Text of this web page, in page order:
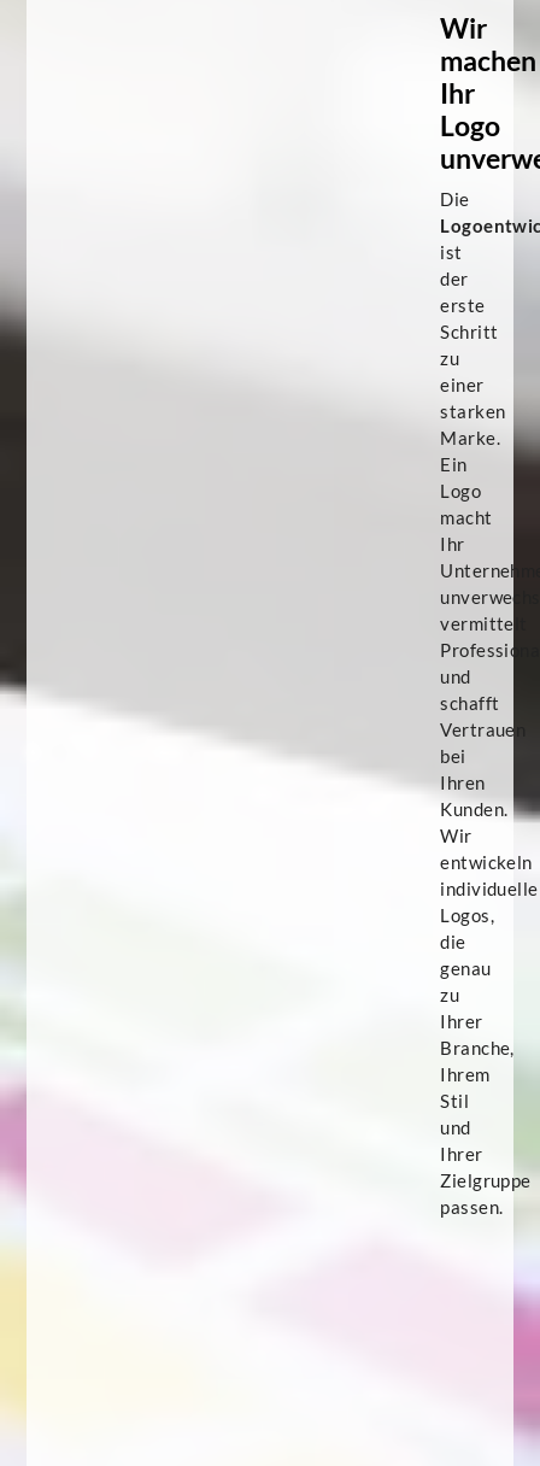
Wir
machen
Ihr
Logo
Die
ist
der
erste
Schritt
zu
einer
starken
Marke.
Ein
Logo
macht
Ihr
vermittelt
und
schafft
Vertrauen
bei
Ihren
Kunden.
Wir
entwickeln
individuelle
Logos,
die
genau
zu
Ihrer
Branche,
Ihrem
Stil
und
Ihrer
Zielgruppe
passen.